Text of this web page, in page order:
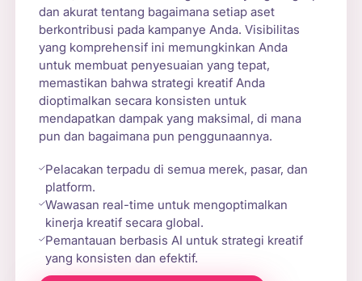
dan akurat tentang bagaimana setiap aset
berkontribusi pada kampanye Anda. Visibilitas
yang komprehensif ini memungkinkan Anda
untuk membuat penyesuaian yang tepat,
memastikan bahwa strategi kreatif Anda
dioptimalkan secara konsisten untuk
mendapatkan dampak yang maksimal, di mana
pun dan bagaimana pun penggunaannya.
Pelacakan terpadu di semua merek, pasar, dan
platform.
Wawasan real-time untuk mengoptimalkan
kinerja kreatif secara global.
Pemantauan berbasis AI untuk strategi kreatif
yang konsisten dan efektif.